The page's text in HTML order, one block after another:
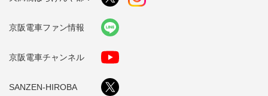
京阪電車ファン情報
京阪電車チャンネル
SANZEN-HIROBA